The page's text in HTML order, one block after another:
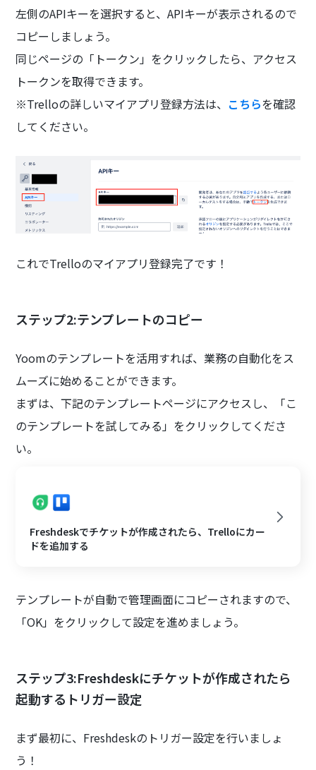
左側のAPIキーを選択すると、APIキーが表示されるので
コピーしましょう。
同じページの「トークン」をクリックしたら、アクセス
トークンを取得できます。
※Trelloの詳しいマイアプリ登録方法は、 こちらを確認
してください。
これでTrelloのマイアプリ登録完了です！
ステップ2:テンプレートのコピー
Yoomのテンプレートを活用すれば、業務の自動化をス
ムーズに始めることができます。
まずは、下記のテンプレートページにアクセスし、「こ
のテンプレートを試してみる」をクリックしてくださ
い。
Freshdeskでチケットが作成されたら、Trelloにカー
ドを追加する
テンプレートが自動で管理画面にコピーされますので、
「OK」をクリックして設定を進めましょう。
ステップ3:Freshdeskにチケットが作成されたら
起動するトリガー設定
まず最初に、Freshdeskのトリガー設定を行いましょ
う！